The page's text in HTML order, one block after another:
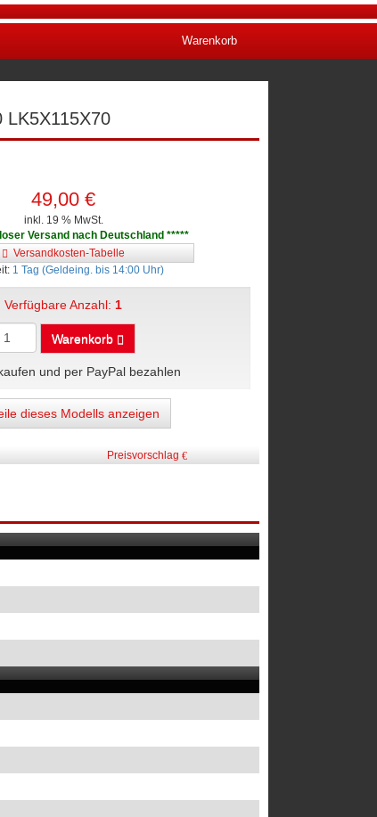
Warenkorb
LK5X115X70
49,00 €
inkl. 19 % MwSt.
Versand nach Deutschland *****
Versandkosten-Tabelle
1 Tag (Geldeing. bis 14:00 Uhr)
Verfügbare Anzahl: 1
Warenkorb
dieses Modells anzeigen
Preisvorschlag